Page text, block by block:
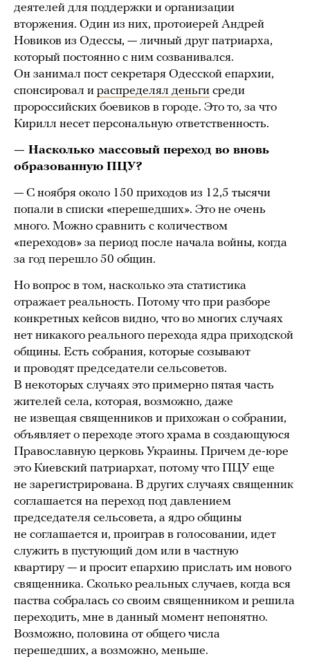
деятелей для поддержки и организации
вторжения. Один из них, протоиерей Андрей
Новиков из Одессы, — личный друг патриарха,
который постоянно с ним созванивался.
Он занимал пост секретаря Одесской епархии,
спонсировал и распределял деньги среди
пророссийских боевиков в городе. Это то, за что
Кирилл несет персональную ответственность.
— Насколько массовый переход во вновь
образованную ПЦУ?
— С ноября около 150 приходов из 12,5 тысячи
попали в списки «перешедших». Это не очень
много. Можно сравнить с количеством
«переходов» за период после начала войны, когда
за год перешло 50 общин.
Но вопрос в том, насколько эта статистика
отражает реальность. Потому что при разборе
конкретных кейсов видно, что во многих случаях
нет никакого реального перехода ядра приходской
общины. Есть собрания, которые созывают
и проводят председатели сельсоветов.
В некоторых случаях это примерно пятая часть
жителей села, которая, возможно, даже
не извещая священников и прихожан о собрании,
объявляет о переходе этого храма в создающуюся
Православную церковь Украины. Причем де-юре
это Киевский патриархат, потому что ПЦУ еще
не зарегистрирована. В других случаях священник
соглашается на переход под давлением
председателя сельсовета, а ядро общины
не соглашается и, проиграв в голосовании, идет
служить в пустующий дом или в частную
квартиру — и просит епархию прислать им нового
священника. Сколько реальных случаев, когда вся
паства собралась со своим священником и решила
переходить, мне в данный момент непонятно.
Возможно, половина от общего числа
перешедших, а возможно, меньше.